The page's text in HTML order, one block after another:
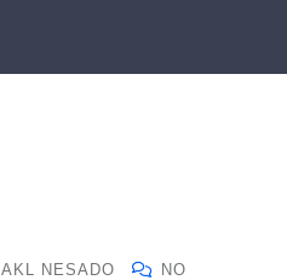
AKL NESADO
NO